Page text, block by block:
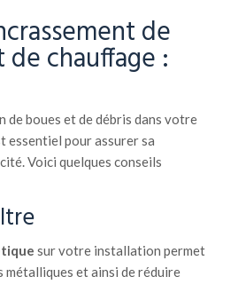
de
chauffage :
de boues et de débris dans votre
essentiel pour assurer sa
Voici quelques conseils
sur votre installation permet
métalliques et ainsi de réduire